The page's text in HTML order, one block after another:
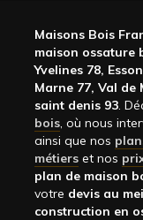
Maisons Bois
maison ossature
Yvelines 78,
Marne 77, Val de
saint denis 93.
bois, où nous
ainsi que nos
métiers et nos
plan de maison
votre devis au
construction en